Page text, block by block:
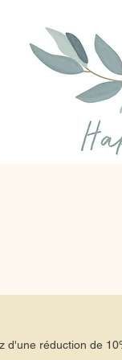
d'une réduction de